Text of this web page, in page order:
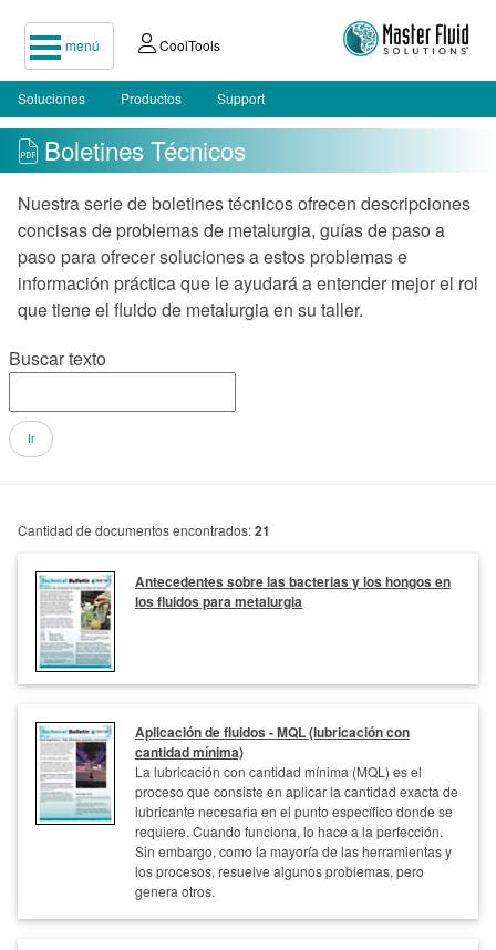
menú CoolTools
Soluciones Productos Support
Boletines Técnicos
Nuestra serie de boletines técnicos ofrecen descripciones
concisas de problemas de metalurgia, guías de paso a
paso para ofrecer soluciones a estos problemas e
información práctica que le ayudará a entender mejor el rol
que tiene el fluido de metalurgia en su taller.
Buscar texto
Cantidad de documentos encontrados:21
Antecedentes sobre las bacterias y los hongos en
los fluidos para metalurgia
Aplicación de fluidos - MQL (lubricación con
cantidad mínima)
La lubricación con cantidad mínima (MQL) es el
proceso que consiste en aplicar la cantidad exacta de
lubricante necesaria en el punto específico donde se
requiere. Cuando funciona, lo hace a la perfección.
Sin embargo, como la mayoría de las herramientas y
los procesos, resuelve algunos problemas, pero
genera otros.